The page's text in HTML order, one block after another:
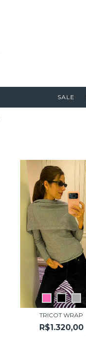
SALE
TRICOT WRAP
R$1.320,00